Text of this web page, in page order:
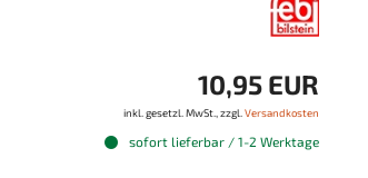
10,95 EUR
inkl. gesetzl. MwSt., zzgl. Versandkosten
sofort lieferbar / 1-2 Werktage